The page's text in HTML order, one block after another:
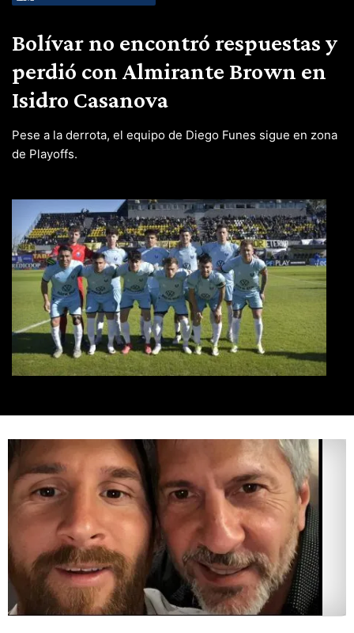
Bolívar no encontró respuestas y
perdió con Almirante Brown en
Isidro Casanova
Pese a la derrota, el equipo de Diego Funes sigue en zona
de Playoffs.